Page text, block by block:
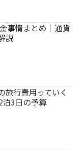
らかかる？2泊3日
や両替・支払方法
事情まとめ｜通貨
説
らかかる？3泊4日
旅行費用っていく
泊3日の予算